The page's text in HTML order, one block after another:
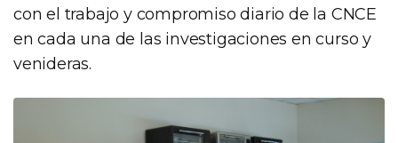
con el trabajo y compromiso diario de la CNCE
en cada una de las investigaciones en curso y
venideras.